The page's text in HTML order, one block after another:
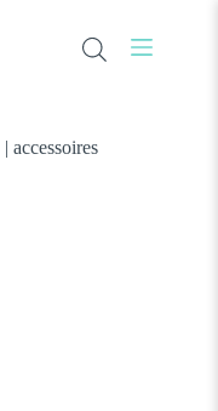
| accessoires